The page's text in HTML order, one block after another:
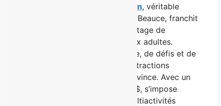
DIXtrAction, véritable
référence du divertissement en Beauce, franchit
une étape majeure : un nouvel étage de
12 000 pi² entièrement dédié aux adultes.
Résultat : 34 000 pi² d’adrénaline, de défis et de
fous rires, avec six nouvelles attractions
immersives inédites dans la province. Avec un
investissement global de 6,5 M $, s’impose
comme le plus grand centre multiactivités